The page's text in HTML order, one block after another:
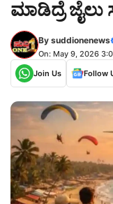
ಮಾಡಿದ್ರೆ ಜೈಲು
By suddionenews
On: May 9, 2026
Join Us
Follow